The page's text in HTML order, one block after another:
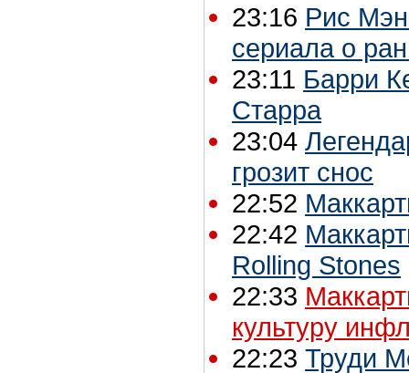
23:16 Рис
сериала о
23:11 Барри
Старра
23:04
грозит снос
22:52
22:42
Rolling Stones
22:33
культуру
22:23 Труди